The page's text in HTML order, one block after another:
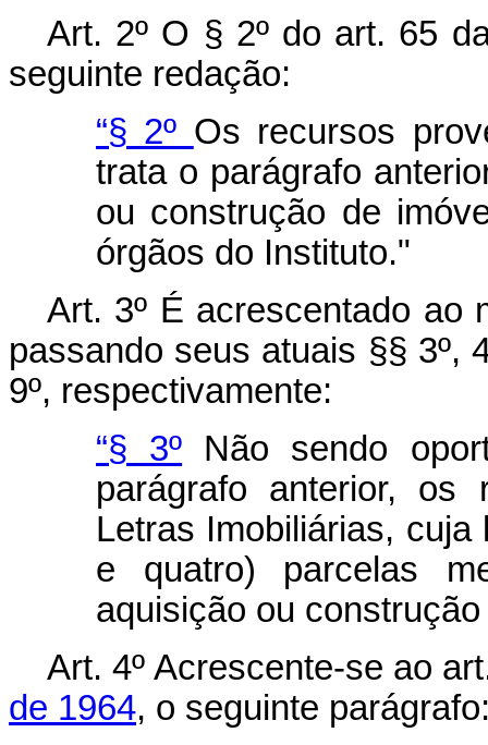
Art. 2º O § 2º do art. 65
seguinte redação:
“§ 2º Os recursos
trata o parágrafo
ou construção de
órgãos do Instituto."
Art. 3º É acrescentado ao
passando seus atuais §§ 3º,
9º, respectivamente:
“§ 3º Não sendo
parágrafo anterior, os
Letras Imobiliárias,
e quatro) parcelas
aquisição ou
Art. 4º Acrescente-se ao
de 1964, o seguinte